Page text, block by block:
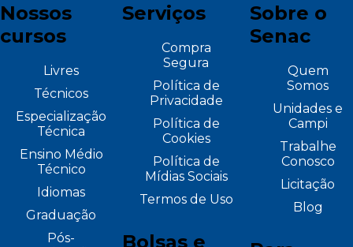
Nossos
cursos
Livres
Técnicos
Especialização
Técnica
Ensino Médio
Técnico
Idiomas
Graduação
Pós-
Serviços
Compra
Segura
Política de
Privacidade
Política de
Cookies
Política de
Mídias Sociais
Termos de Uso
Bolsas e
Sobre o
Senac
Quem
Somos
Unidades e
Campi
Trabalhe
Conosco
Licitação
Blog